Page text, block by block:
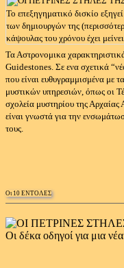
Το επεξηγηματικό δισκίο
των δημιουργών της
κάψουλας του χρόνου έχει
Τα Αστρονομικα
Guidestones. Σε ενα σχετικά
που είναι ευθυγραμμισμένα με
μυστικών υπηρεσιών, όπως οι
σχολεία μυστηρίου της
είναι γνωστά για την
τους.
Οι 10 ΕΝΤΟΛΕΣ
Οι δέκα οδηγοί για μια